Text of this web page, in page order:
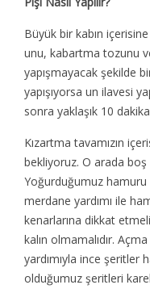
Büyük bir kabın
unu, kabartma tozunu
yapışmayacak şekilde
yapışıyorsa un ilavesi
sonra yaklaşık 10
Kızartma tavamızın
bekliyoruz. O arada boş
Yoğurduğumuz
merdane yardımı ile
kenarlarına dikkat
kalın olmamalıdır.
yardımıyla ince şeritler
olduğumuz şeritleri